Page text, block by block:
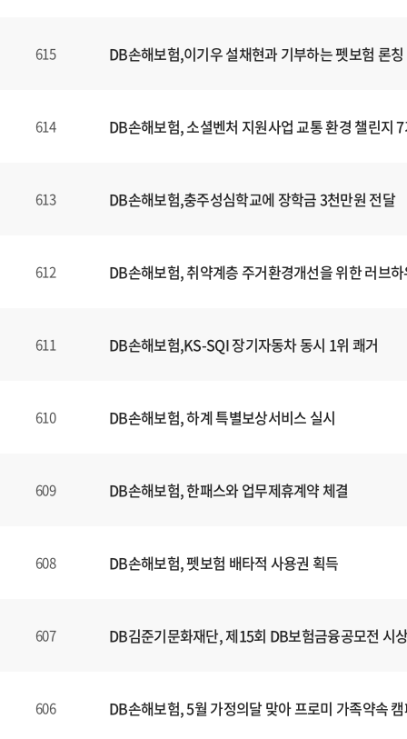
615 DB손해보험,이기우 설채현과 기부하는 펫보험 론칭
614 DB손해보험, 소셜벤처 지원사업 교통 환경 챌린지
613 DB손해보험,충주성심학교에 장학금 3천만원 전달
612 DB손해보험, 취약계층 주거환경개선을 위한 러브
611 DB손해보험,KS-SQI 장기자동차 동시 1위 쾌거
610 DB손해보험, 하계 특별보상서비스 실시
609 DB손해보험, 한패스와 업무제휴계약 체결
608 DB손해보험, 펫보험 배타적 사용권 획득
607 DB김준기문화재단, 제15회 DB보험금융공모전 시
606 DB손해보험, 5월 가정의달 맞아 프로미 가족약속